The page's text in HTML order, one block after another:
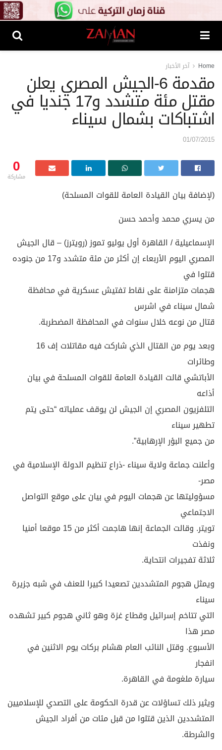
Home آخر الأخبار
مقدمة 6-الجيش المصري يعلن
مقتل مئة متشدد و17 جنديا في
اشتباكات بشمال سيناء
01/07/2015
0
مشاركة
(لإضافة بيان القيادة العامة للقوات المسلحة)
من يسري محمد وأحمد حسن
الإسماعيلية / القاهرة أول يوليو تموز (رويترز) – قال الجيش
المصري اليوم الأربعاء إن أكثر من مئة متشدد و17 من جنوده
قتلوا في
هجمات متزامنة على نقاط تفتيش عسكرية في محافظة
شمال سيناء في اشرس
قتال من نوعه خلال سنوات في المحافظة المضطربة.
وبعد يوم من القتال الذي شاركت فيه مقاتلات إف 16
وطائرات
الأباتشي قالت القيادة العامة للقوات المسلحة في بيان
أذاعه
التلفزيون المصري إن الجيش لن يوقف عملياته “حتى يتم
تطهير سيناء
من جميع البؤر الإرهابية”.
وأعلنت جماعة ولاية سيناء -ذراع تنظيم الدولة الإسلامية في
مصر-
مسؤوليتها عن هجمات اليوم في بيان على موقع التواصل
الاجتماعي
تويتر. وقالت الجماعة إنها هاجمت أكثر من 15 موقعا أمنيا
ونفذت
ثلاثة تفجيرات انتحاية.
ويمثل هجوم المتشددين تصعيدا كبيرا للعنف في شبه جزيرة
سيناء
التي تتاخم إسرائيل وقطاع غزة وهو ثاني هجوم كبير تشهده
مصر هذا
الأسبوع. وقتل النائب العام هشام بركات يوم الاثنين في
انفجار
سيارة ملغومة في القاهرة.
ويثير ذلك تساؤلات عن قدرة الحكومة على التصدي للإسلاميين
المتشددين الذين قتلوا من قبل مئات من أفراد الجيش
والشرطة.